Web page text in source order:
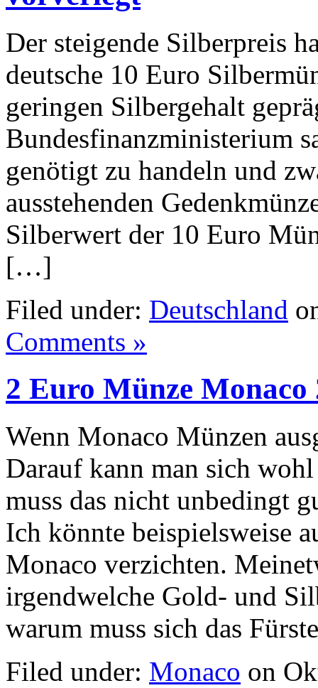
Der steigende Silberpreis
deutsche 10 Euro
geringen Silbergehalt
Bundesfinanzministerium
genötigt zu handeln und
ausstehenden
Silberwert der 10 Euro
[…]
Filed under: Deutschland
Comments »
2 Euro Münze Monaco
Wenn Monaco Münzen
Darauf kann man sich
muss das nicht unbedingt
Ich könnte beispielsweise
Monaco verzichten.
irgendwelche Gold- und
warum muss sich das
Filed under: Monaco on